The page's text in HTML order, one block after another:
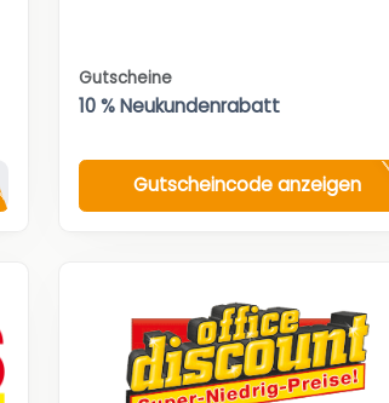
Gutscheine
10 % Neukundenrabatt
Gutscheincode anzeigen